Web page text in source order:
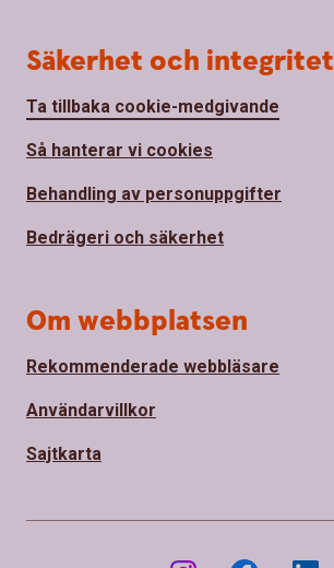
Säkerhet och integritet
Ta tillbaka cookie-medgivande
Så hanterar vi cookies
Behandling av personuppgifter
Bedrägeri och säkerhet
Om webbplatsen
Rekommenderade webbläsare
Användarvillkor
Sajtkarta